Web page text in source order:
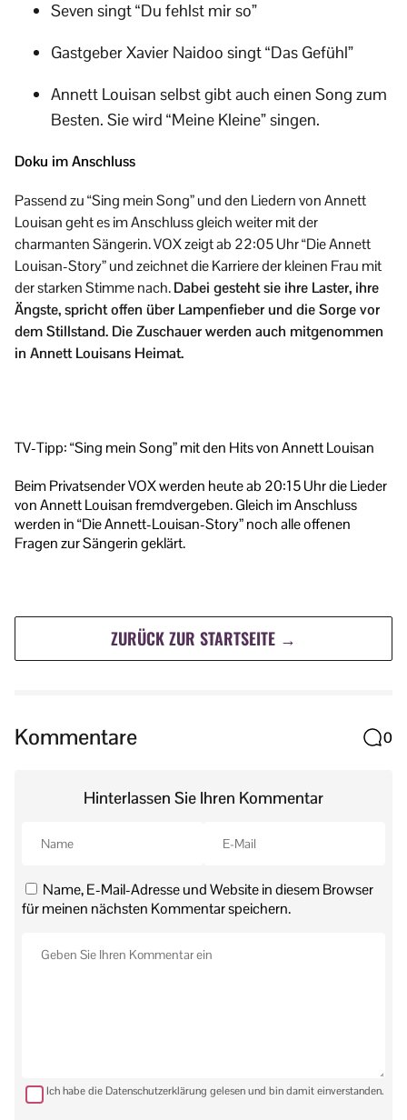
Seven singt “Du fehlst mir so”
Gastgeber Xavier Naidoo singt “Das Gefühl”
Annett Louisan selbst gibt auch einen Song zum
Besten. Sie wird “Meine Kleine” singen.
Doku im Anschluss
Passend zu “Sing mein Song” und den Liedern von Annett
Louisan geht es im Anschluss gleich weiter mit der
charmanten Sängerin. VOX zeigt ab 22:05 Uhr “Die Annett
Louisan-Story” und zeichnet die Karriere der kleinen Frau mit
der starken Stimme nach.Dabei gesteht sie ihre Laster, ihre
Ängste, spricht offen über Lampenfieber und die Sorge vor
dem Stillstand. Die Zuschauer werden auch mitgenommen
in Annett Louisans Heimat.
TV-Tipp: “Sing mein Song” mit den Hits von Annett Louisan
Beim Privatsender VOX werden heute ab 20:15 Uhr die Lieder
von Annett Louisan fremdvergeben. Gleich im Anschluss
werden in “Die Annett-Louisan-Story” noch alle offenen
Fragen zur Sängerin geklärt.
ZURÜCK ZUR STARTSEITE →
Kommentare 0
Hinterlassen Sie Ihren Kommentar
Name, E-Mail-Adresse und Website in diesem Browser
für meinen nächsten Kommentar speichern.
Ich habe die Datenschutzerklärung gelesen und bin damit einverstanden.